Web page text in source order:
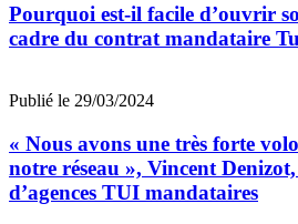
Pourquoi est-il facile d’ouvrir
cadre du contrat mandataire
Publié le 29/03/2024
« Nous avons une très forte
notre réseau », Vincent
d’agences TUI mandataires